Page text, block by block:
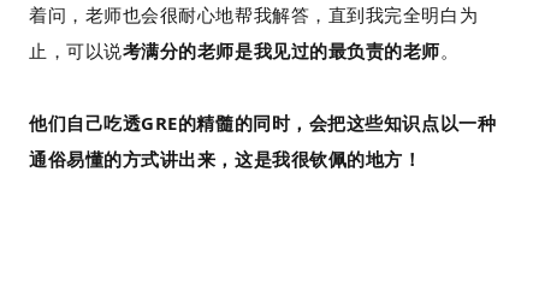
着问，老师也会很耐心地帮我解答，直到我完全明白为
止，可以说考满分的老师是我见过的最负责的老师。
他们自己吃透GRE的精髓的同时，会把这些知识点以一种
通俗易懂的方式讲出来，这是我很钦佩的地方！